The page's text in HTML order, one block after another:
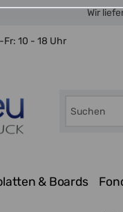
Wir
Fr: 10 - 18 Uhr
& Boards